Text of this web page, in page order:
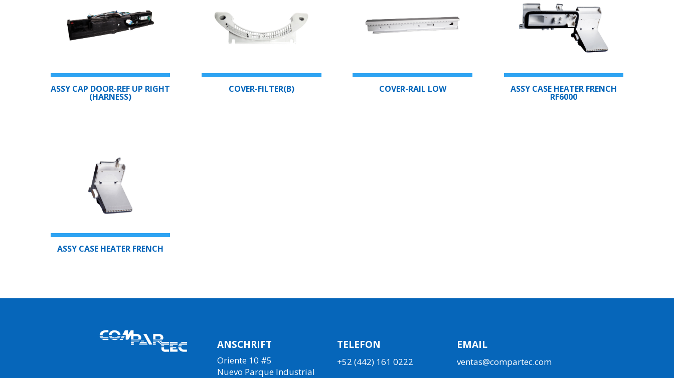
ASSY CAP DOOR-REF UP RIGHT
(HARNESS)
COVER-FILTER(B) COVER-RAIL LOW ASSY CASE HEATER FRENCH
RF6000
ASSY CASE HEATER FRENCH
ANSCHRIFT
Oriente 10 #5
Nuevo Parque Industrial
TELEFON
+52 (442) 161 0222
EMAIL
ventas@compartec.com